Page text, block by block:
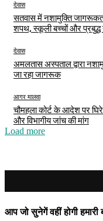
देवास
सतवास में नशामुक्ति
शपथ, स्कूली बच्चों और
देवास
अमलतास अस्पताल द्वारा
जा रहा जागरूक
आगर मालवा
चौमहला कोर्ट के आदेश पर
और विभागीय जांच की मांग
Load more
आप जो सुनेगें वहीं होगी